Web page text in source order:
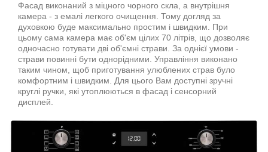
Фасад виконаний з міцного чорного скла, а внутрішня
камера - з емалі легкого очищення. Тому догляд за
духовкою буде максимально простим і швидким. При
цьому сама камера має об'єм цілих 70 літрів, що дозволяє
одночасно готувати дві об'ємні страви. За однієї умови -
страви повинні бути однорідними. Управління виконано
таким чином, щоб приготування улюблених страв було
комфортним і швидким. Для цього Вам доступні зручні
круглі ручки, які утоплюються в фасад і сенсорний
дисплей.